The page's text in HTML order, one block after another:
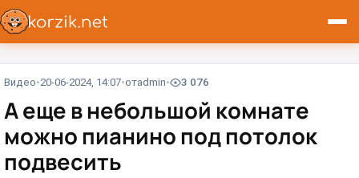
Видео 20-06-2024, 14:07 отadmin 3 076
А еще в небольшой комнате
можно пианино под потолок
подвесить